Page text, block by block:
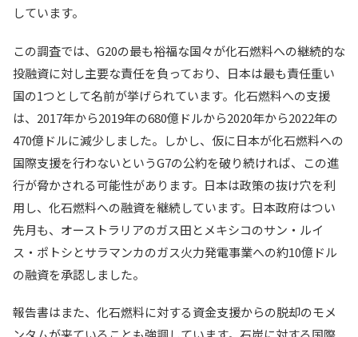
しています。
この調査では、G20の最も裕福な国々が化石燃料への継続的な
投融資に対し主要な責任を負っており、日本は最も責任重い
国の1つとして名前が挙げられています。化石燃料への支援
は、2017年から2019年の680億ドルから2020年から2022年の
470億ドルに減少しました。しかし、仮に日本が化石燃料への
国際支援を行わないというG7の公約を破り続ければ、この進
行が脅かされる可能性があります。日本は政策の抜け穴を利
用し、化石燃料への融資を継続しています。日本政府はつい
先月も、オーストラリアのガス田とメキシコのサン・ルイ
ス・ポトシとサラマンカのガス火力発電事業への約10億ドル
の融資を承認しました。
報告書はまた、化石燃料に対する資金支援からの脱却のモメ